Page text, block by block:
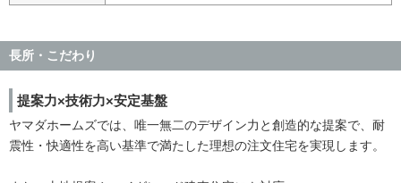
長所・こだわり
提案力×技術力×安定基盤
ヤマダホームズでは、唯一無二のデザイン力と創造的な提案で、耐
震性・快適性を高い基準で満たした理想の注文住宅を実現します。